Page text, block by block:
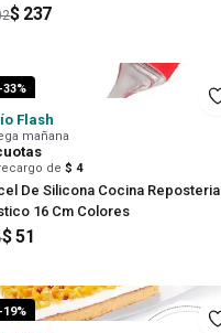
$ 237
-33%
Flash
mañana
de $ 4
De Silicona Cocina Reposteria
16 Cm Colores
$ 51
-19%